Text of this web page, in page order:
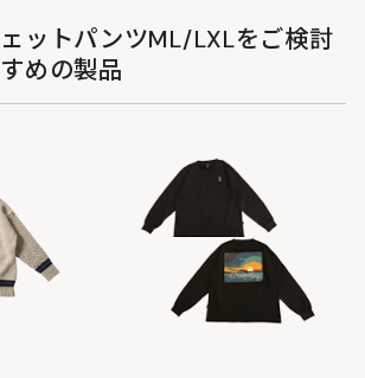
ットパンツML/LXLをご検討
めの製品